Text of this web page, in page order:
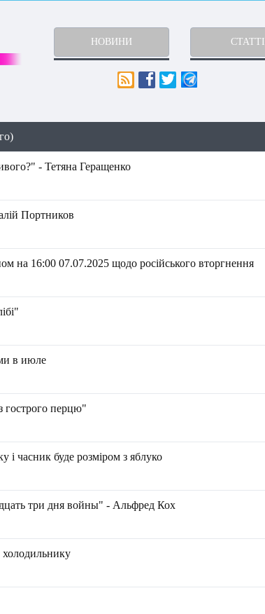
НОВИНИ СТАТТІ
- Тетяна Геращенко
Портников
на 16:00 07.07.2025 щодо російського вторгнення
в июле
гострого перцю"
і часник буде розміром з яблуко
три дня войны" - Альфред Кох
холодильнику